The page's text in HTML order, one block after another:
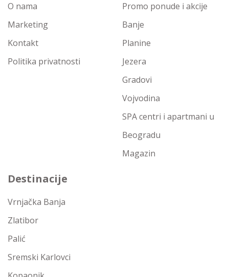
O nama
Marketing
Kontakt
Politika privatnosti
Promo ponude i akcije
Banje
Planine
Jezera
Gradovi
Vojvodina
SPA centri i apartmani u
Beogradu
Magazin
Destinacije
Vrnjačka Banja
Zlatibor
Palić
Sremski Karlovci